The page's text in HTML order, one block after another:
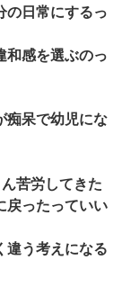
の日常にするっ
和感を選ぶのっ
痴呆で幼児にな
苦労してきた
戻ったっていい
違う考えになる